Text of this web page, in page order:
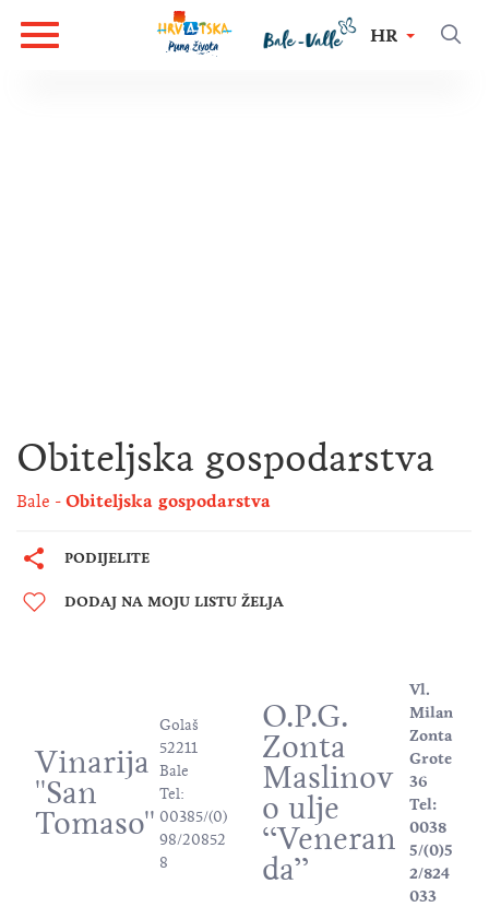
HR
Obiteljska gospodarstva
Bale Obiteljska gospodarstva
PODIJELITE
DODAJ NA MOJU LISTU ŽELJA
Vinarija
''San
Tomaso''
Golaš
52211
Bale
Tel:
00385/(0)
98/20852
8
O.P.G.
Zonta
Maslinov
o ulje
‘‘Veneran
da’’
Vl.
Milan
Zonta
Grote
36
Tel:
0038
5/(0)5
2/824
033